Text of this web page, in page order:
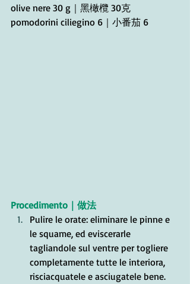
olive nere 30 g｜黑橄欖 30克
pomodorini ciliegino 6｜小番茄 6
Procedimento｜做法
Pulire le orate: eliminare le pinne e
le squame, ed eviscerarle
tagliandole sul ventre per togliere
completamente tutte le interiora,
risciacquatele e asciugatele bene.